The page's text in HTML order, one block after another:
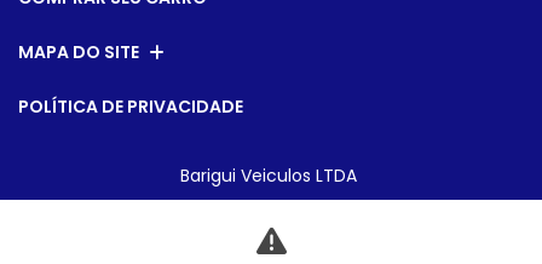
MAPA DO SITE
POLÍTICA DE PRIVACIDADE
Barigui Veiculos LTDA